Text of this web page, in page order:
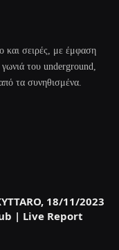
και σειρές, με έμφαση
του underground,
τα συνηθισμένα.
18/11/2023
| Live Report